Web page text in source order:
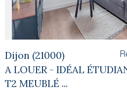
Dijon (21000)
A LOUER - IDÉAL
T2 MEUBLÉ ...